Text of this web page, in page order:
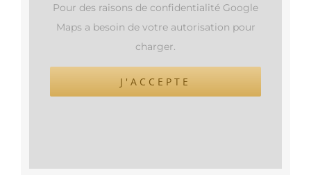
Pour des raisons de confidentialité Google
Maps a besoin de votre autorisation pour
charger.
J'ACCEPTE